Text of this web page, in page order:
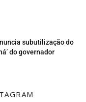
subutilização do
do governador